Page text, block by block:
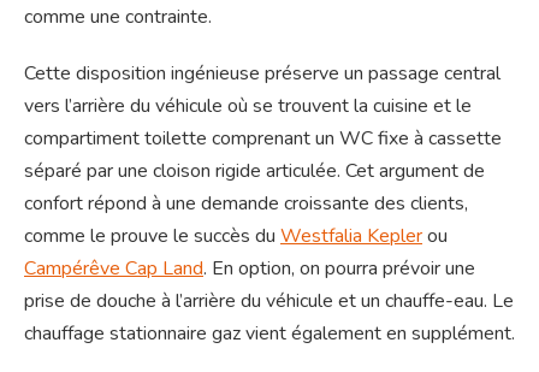
comme une contrainte.
Cette disposition ingénieuse préserve un passage central
vers l’arrière du véhicule où se trouvent la cuisine et le
compartiment toilette comprenant un WC fixe à cassette
séparé par une cloison rigide articulée. Cet argument de
confort répond à une demande croissante des clients,
comme le prouve le succès du Westfalia Keplerou
Campérêve Cap Land. En option, on pourra prévoir une
prise de douche à l’arrière du véhicule et un chauffe-eau. Le
chauffage stationnaire gaz vient également en supplément.